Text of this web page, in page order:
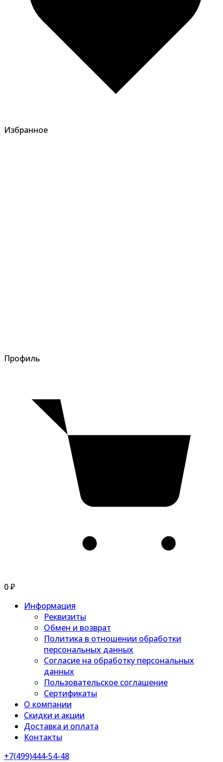
Избранное
Профиль
0₽
Информация
Реквизиты
Обмен и возврат
Политика в отношении обработки
персональных данных
Согласие на обработку персональных
данных
Пользовательское соглашение
Сертификаты
О компании
Скидки и акции
Доставка и оплата
Контакты
+7(499)444-54-48